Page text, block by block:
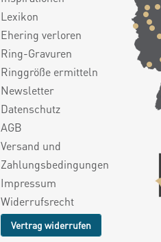
Lexikon
Ehering verloren
Ring-Gravuren
Ringgröße ermitteln
Newsletter
Datenschutz
AGB
Versand und
Zahlungsbedingungen
Impressum
Widerrufsrecht
Vertrag widerrufen